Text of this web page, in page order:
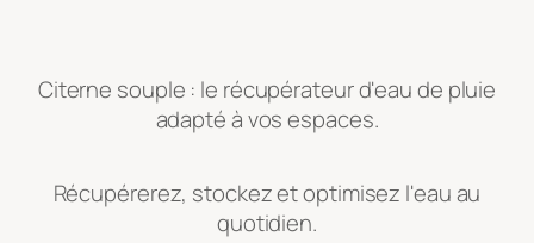
Citerne souple : le récupérateur d'eau de pluie
adapté à vos espaces.
Récupérerez, stockez et optimisez l'eau au
quotidien.